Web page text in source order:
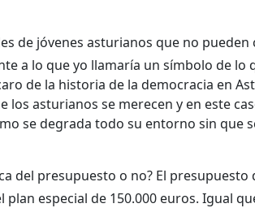
de jóvenes asturianos que no
a lo que yo llamaría un símbolo de lo
de la historia de la democracia en
asturianos se merecen y en este
se degrada todo su entorno sin que
del presupuesto o no? El presupuesto
especial de 150.000 euros. Igual